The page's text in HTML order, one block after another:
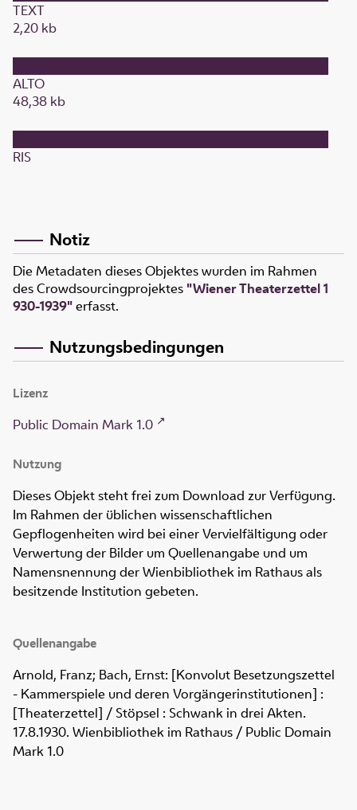
TEXT
2,20 kb
ALTO
48,38 kb
RIS
Notiz
Die Metadaten dieses Objektes wurden im Rahmen
des Crowdsourcingprojektes "Wiener Theaterzettel 1
930-1939"erfasst.
Nutzungsbedingungen
Lizenz
Public Domain Mark 1.0
Nutzung
Dieses Objekt steht frei zum Download zur Verfügung.
Im Rahmen der üblichen wissenschaftlichen
Gepflogenheiten wird bei einer Vervielfältigung oder
Verwertung der Bilder um Quellenangabe und um
Namensnennung der Wienbibliothek im Rathaus als
besitzende Institution gebeten.
Quellenangabe
Arnold, Franz; Bach, Ernst: [Konvolut Besetzungszettel
- Kammerspiele und deren Vorgängerinstitutionen] :
[Theaterzettel] / Stöpsel : Schwank in drei Akten.
17.8.1930. Wienbibliothek im Rathaus / Public Domain
Mark 1.0